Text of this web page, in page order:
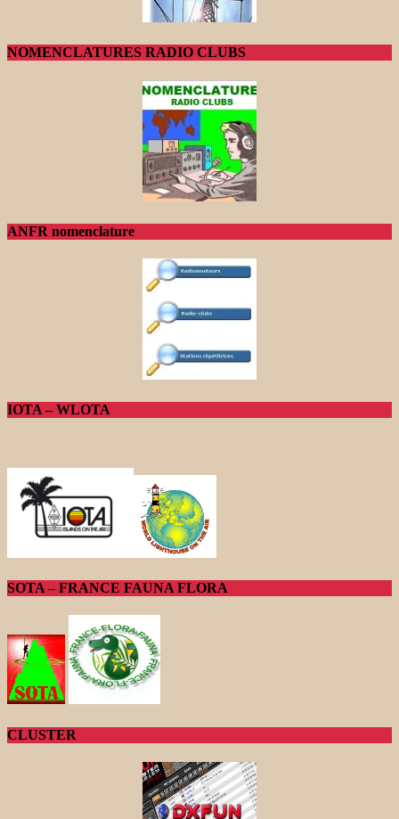
NOMENCLATURES RADIO CLUBS
ANFR nomenclature
IOTA – WLOTA
SOTA – FRANCE FAUNA FLORA
CLUSTER